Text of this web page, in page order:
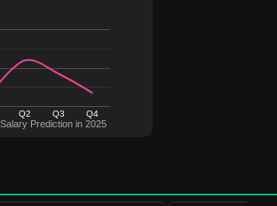
Salary Prediction in 2025
Q2 Q3 Q4